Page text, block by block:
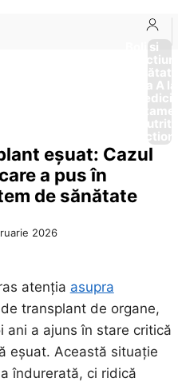
Boli si
Afectiuni
Sănătate
de la A
eșuat: Cazul
a pus în
de sănătate
2026
atenția asupra
transplant de organe,
ani a ajuns în stare critică
eșuat. Această situație
îndurerată, ci ridică